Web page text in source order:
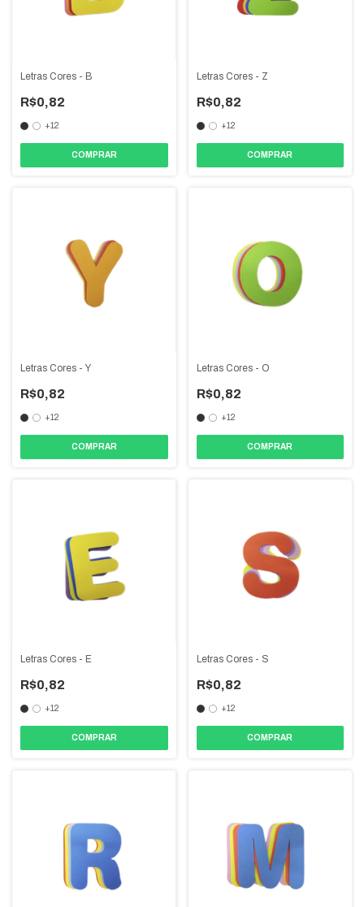
Letras Cores - B
R$0,82
+12
COMPRAR
Letras Cores - Z
R$0,82
+12
COMPRAR
Letras Cores - Y
R$0,82
+12
COMPRAR
Letras Cores - O
R$0,82
+12
COMPRAR
Letras Cores - E
R$0,82
+12
COMPRAR
Letras Cores - S
R$0,82
+12
COMPRAR